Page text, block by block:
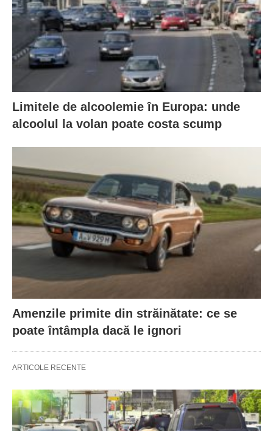
Limitele de alcoolemie în Europa: unde
alcoolul la volan poate costa scump
Amenzile primite din străinătate: ce se
poate întâmpla dacă le ignori
ARTICOLE RECENTE